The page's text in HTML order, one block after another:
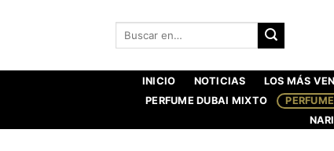
Buscar:
INICIO NOTICIAS LOS MÁS
PERFUME DUBAI MIXTO